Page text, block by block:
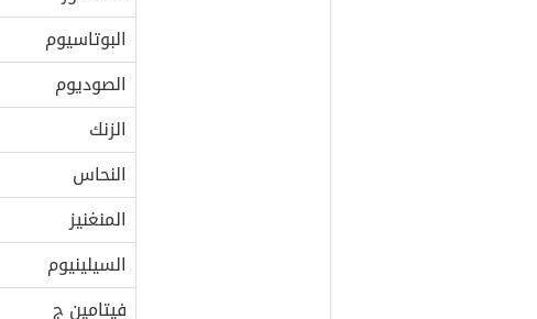
البوتاسيوم
الصوديوم
الزنك
النحاس
المنغنيز
السيلينيوم
فيتامين ج